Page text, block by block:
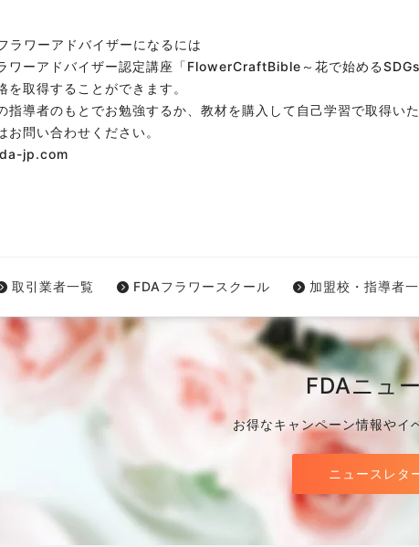
ラワーアドバイザーになるには
ワーアドバイザー認定講座「FlowerCraftBible～花で始める
を取得することができます。
指導者のもとでお勉強するか、教材を購入して自己学習で取得い
お問い合わせください。
jp.com
取引業者一覧 FDAフラワースクール 加盟校・指導者
FDAニュ
お得なキャンペーン情報やイ
ニュースレタ